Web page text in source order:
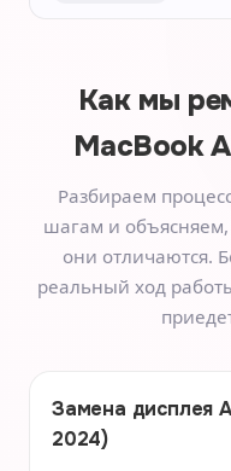
Как мы
MacBook
Разбираем
шагам и объясняем,
они отличаются.
реальный ход
Замена дисплея
2024)